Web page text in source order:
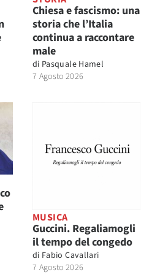
Chiesa e fascismo: una
storia che l’Italia
continua a raccontare
male
di Pasquale Hamel
7 Agosto 2026
MUSICA
Guccini. Regaliamogli
il tempo del congedo
di Fabio Cavallari
7 Agosto 2026